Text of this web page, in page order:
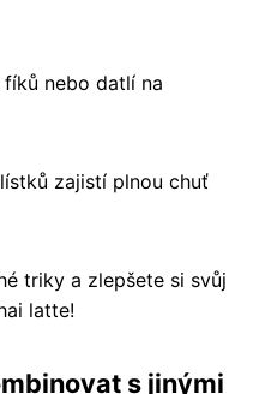
nebo datlí na
zajistí plnou chuť
triky a zlepšete si svůj
latte!
s jinými